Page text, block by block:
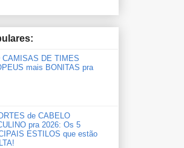
CAMISAS DE TIMES
mais BONITAS pra
de CABELO
pra 2026: Os 5
ESTILOS que estão